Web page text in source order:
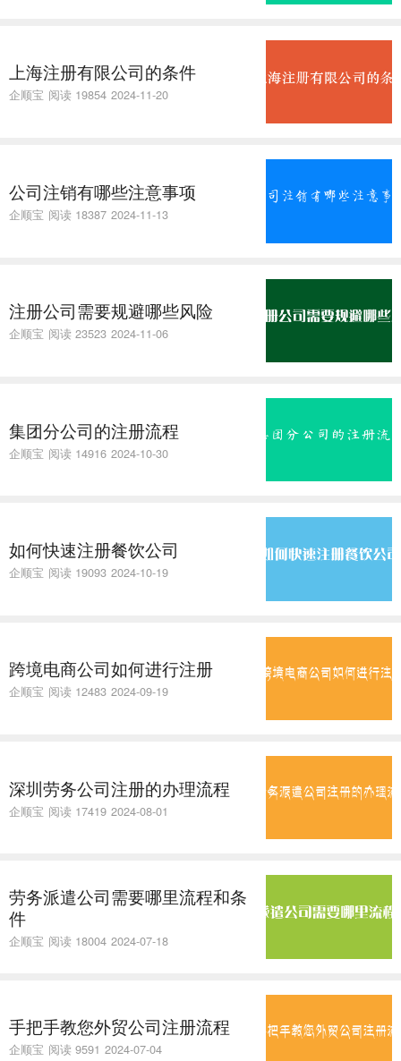
上海注册有限公司的条件
企顺宝 阅读 19854 2024-11-20
公司注销有哪些注意事项
企顺宝 阅读 18387 2024-11-13
注册公司需要规避哪些风险
企顺宝 阅读 23523 2024-11-06
集团分公司的注册流程
企顺宝 阅读 14916 2024-10-30
如何快速注册餐饮公司
企顺宝 阅读 19093 2024-10-19
跨境电商公司如何进行注册
企顺宝 阅读 12483 2024-09-19
深圳劳务公司注册的办理流程
企顺宝 阅读 17419 2024-08-01
劳务派遣公司需要哪里流程和条
件
企顺宝 阅读 18004 2024-07-18
手把手教您外贸公司注册流程
企顺宝 阅读 9591 2024-07-04